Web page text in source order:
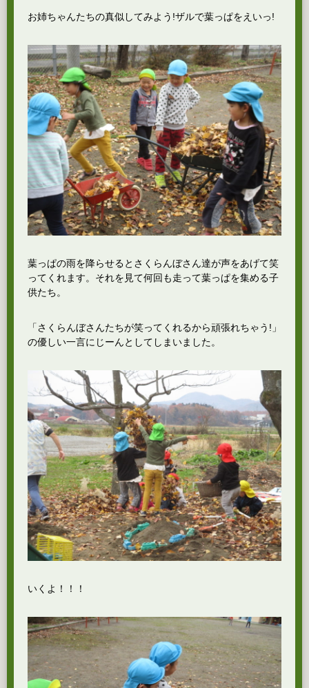
お姉ちゃんたちの真似してみよう!ザルで葉っぱをえいっ!
葉っぱの雨を降らせるとさくらんぼさん達が声をあげて笑
ってくれます。それを見て何回も走って葉っぱを集める子
供たち。
「さくらんぼさんたちが笑ってくれるから頑張れちゃう!」
の優しい一言にじーんとしてしまいました。
いくよ！！！